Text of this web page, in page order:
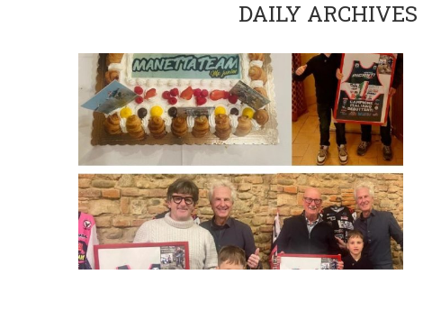
DAILY ARCHIVES